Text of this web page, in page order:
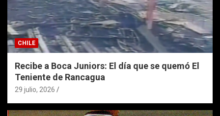
CHILE
Recibe a Boca Juniors: El día que se quemó El
Teniente de Rancagua
29 julio, 2026